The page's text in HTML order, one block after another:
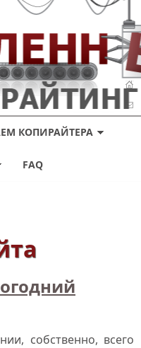
КОПИРАЙТЕРА
FAQ
собственно, всего